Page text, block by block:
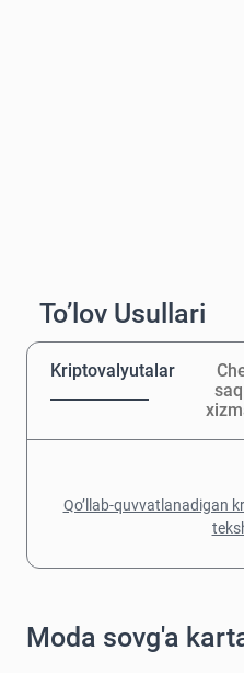
To’lov Usullari
Kriptovalyutalar
Qo’llab-quvvatlanadigan
Moda sovg'a